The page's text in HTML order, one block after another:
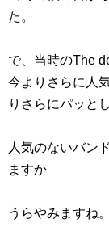
た。
で、当時のThe
今よりさらに人
りさらにパッと
人気のないバン
ますか
うらやみますね。